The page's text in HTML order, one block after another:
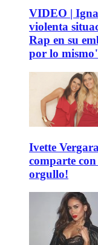
VIDEO |
violenta
Rap en su
por lo
Ivette
comparte
orgullo!